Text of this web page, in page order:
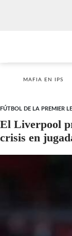
MAFIA EN IPS
FÚTBOL DE LA PREMIER
El Liverpool
crisis en